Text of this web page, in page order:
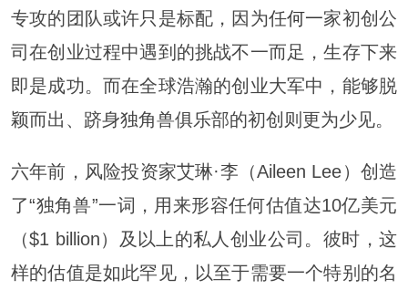
专攻的团队或许只是标配，因为任何一家初创公
司在创业过程中遇到的挑战不一而足，生存下来
即是成功。而在全球浩瀚的创业大军中，能够脱
颖而出、跻身独角兽俱乐部的初创则更为少见。
六年前，风险投资家艾琳·李（Aileen Lee）创造
了“独角兽”一词，用来形容任何估值达10亿美元
（$1 billion）及以上的私人创业公司。彼时，这
样的估值是如此罕见，以至于需要一个特别的名